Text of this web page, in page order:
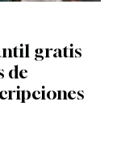
gratis
de